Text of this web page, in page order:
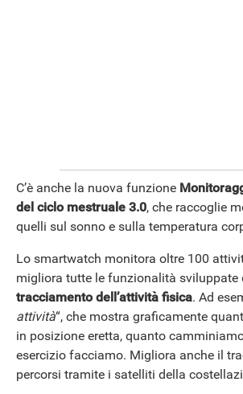
ANDROID
C’è anche la nuova funzione
del ciclo mestruale 3.0, che raccoglie
quelli sul sonno e sulla temperatura
Lo smartwatch monitora oltre 100
migliora tutte le funzionalità sviluppate
tracciamento dell’attività fisica. Ad
attività“, che mostra graficamente
in posizione eretta, quanto
esercizio facciamo. Migliora anche il
percorsi tramite i satelliti della